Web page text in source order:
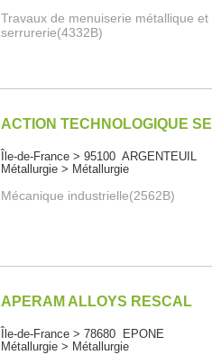
Travaux de menuiserie métallique et
serrurerie(4332B)
ACTION TECHNOLOGIQUE
Île-de-France > 95100 ARGENTEUIL
Métallurgie > Métallurgie
Mécanique industrielle(2562B)
APERAM ALLOYS RESCAL
Île-de-France > 78680 EPONE
Métallurgie > Métallurgie